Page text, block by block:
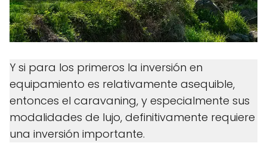
Y si para los primeros la inversión en
equipamiento es relativamente asequible,
entonces el caravaning, y especialmente sus
modalidades de lujo, definitivamente requiere
una inversión importante.